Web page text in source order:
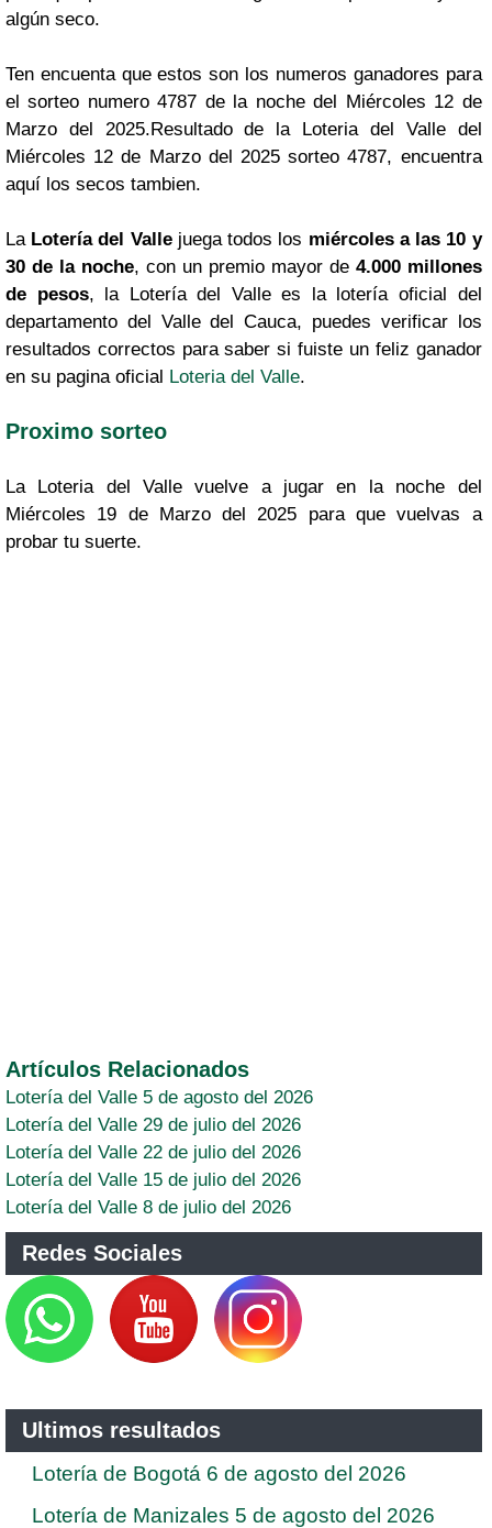
algún seco.
Ten encuenta que estos son los numeros ganadores para
el sorteo numero 4787 de la noche del Miércoles 12 de
Marzo del 2025.Resultado de la Loteria del Valle del
Miércoles 12 de Marzo del 2025 sorteo 4787, encuentra
aquí los secos tambien.
La Lotería del Vallejuega todos los miércoles a las 10 y
30 de la noche, con un premio mayor de 4.000 millones
de pesos, la Lotería del Valle es la lotería oficial del
departamento del Valle del Cauca, puedes verificar los
resultados correctos para saber si fuiste un feliz ganador
en su pagina oficial Loteria del Valle.
Proximo sorteo
La Loteria del Valle vuelve a jugar en la noche del
Miércoles 19 de Marzo del 2025 para que vuelvas a
probar tu suerte.
Artículos Relacionados
Lotería del Valle 5 de agosto del 2026
Lotería del Valle 29 de julio del 2026
Lotería del Valle 22 de julio del 2026
Lotería del Valle 15 de julio del 2026
Lotería del Valle 8 de julio del 2026
Redes Sociales
Ultimos resultados
Lotería de Bogotá 6 de agosto del 2026
Lotería de Manizales 5 de agosto del 2026